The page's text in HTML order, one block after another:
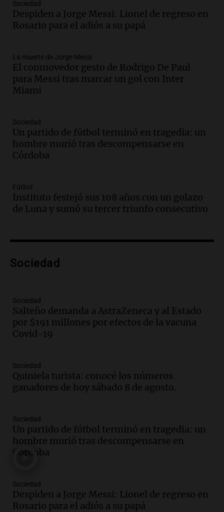
Audio.Messi llegará esta noche a
Rosario para acompañar a su familia
Episodios
Audio.Ley de Propiedad Privada: el revés
en el Congreso expuso una debilidad
comunicacional del Gobierno
Episodios
Audio.Casabindo se prepara para una
celebración única: 30.000 turistas y el
tradicional Toreo de la Vincha
Audio.Borges, abogada de Pourrain:
"Tres hombres se lo llevaron para
hacerle preguntas y nunca regresó"
Episodios
metros del río Suquía y retiraron hasta
Episodios
Audio.La historia de la servilleta que
firmó Jorge Messi para el primer
contrato de Leo con Barcelona
Audio.Joan Gaspart: "Sin Jorge, no sé si
Messi hubiera llegado adonde llegó"
Audio.El orgullo y el sueño argentino de
Jorge Messi en una entrevista con Rony
Vargas en 2007
Audio.El abuelo de Agostina Vega, tras
las nuevas detenciones: "En esa casa
Sociedad
Despiden a Jorge Messi: Lionel de regreso en
Rosario para el adiós a su papá
La muerte de Jorge Messi
El conmovedor gesto de Rodrigo De Paul
para Messi tras marcar un gol con Inter
Miami
Sociedad
Un partido de fútbol terminó en tragedia: un
hombre murió tras descompensarse en
Córdoba
Fútbol
Instituto festejó sus 108 años con un golazo
de Luna y sumó su tercer triunfo consecutivo
Sociedad
Sociedad
Salteño demanda a AstraZeneca y al Estado
por $191 millones por efectos de la vacuna
Covid-19
Sociedad
Quiniela turista: conocé los números
ganadores de hoy sábado 8 de agosto.
Sociedad
Un partido de fútbol terminó en tragedia: un
hombre murió tras descompensarse en
Córdoba
Sociedad
Despiden a Jorge Messi: Lionel de regreso en
Rosario para el adiós a su papá